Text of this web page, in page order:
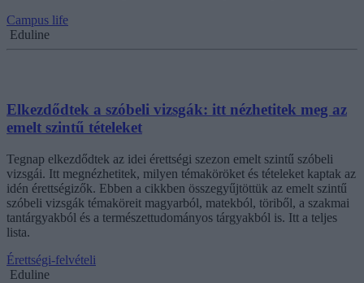
Campus life
Eduline
Elkezdődtek a szóbeli vizsgák: itt nézhetitek meg az
emelt szintű tételeket
Tegnap elkezdődtek az idei érettségi szezon emelt szintű szóbeli
vizsgái. Itt megnézhetitek, milyen témaköröket és tételeket kaptak az
idén érettségizők. Ebben a cikkben összegyűjtöttük az emelt szintű
szóbeli vizsgák témaköreit magyarból, matekból, töriből, a szakmai
tantárgyakból és a természettudományos tárgyakból is. Itt a teljes
lista.
Érettségi-felvételi
Eduline